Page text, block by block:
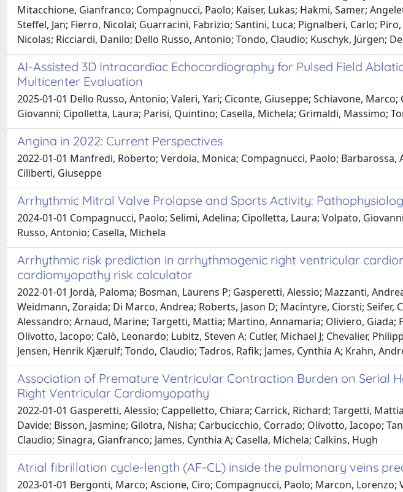
Mitacchione, Gianfranco; Compagnucci, Paolo; Kaiser, Lukas; Hakmi, Samer;
Steffel, Jan; Fierro, Nicolai; Guarracini, Fabrizio; Santini, Luca; Pignalberi, Carlo;
Nicolas; Ricciardi, Danilo; Dello Russo, Antonio; Tondo, Claudio; Kuschyk, Jürgen;
AI-Assisted 3D Intracardiac Echocardiography for Pulsed Field
Multicenter Evaluation
2025-01-01 Dello Russo, Antonio; Valeri, Yari; Ciconte, Giuseppe; Schiavone,
Giovanni; Cipolletta, Laura; Parisi, Quintino; Casella, Michela; Grimaldi, Massimo;
Angina in 2022: Current Perspectives
2022-01-01 Manfredi, Roberto; Verdoia, Monica; Compagnucci, Paolo;
Ciliberti, Giuseppe
Arrhythmic Mitral Valve Prolapse and Sports Activity:
2024-01-01 Compagnucci, Paolo; Selimi, Adelina; Cipolletta, Laura; Volpato,
Russo, Antonio; Casella, Michela
Arrhythmic risk prediction in arrhythmogenic right ventricular
cardiomyopathy risk calculator
2022-01-01 Jordà, Paloma; Bosman, Laurens P; Gasperetti, Alessio; Mazzanti,
Weidmann, Zoraida; Di Marco, Andrea; Roberts, Jason D; Macintyre, Ciorsti;
Alessandro; Arnaud, Marine; Targetti, Mattia; Martino, Annamaria; Oliviero, Giada;
Olivotto, Iacopo; Calò, Leonardo; Lubitz, Steven A; Cutler, Michael J; Chevalier,
Jensen, Henrik Kjærulf; Tondo, Claudio; Tadros, Rafik; James, Cynthia A; Krahn,
Association of Premature Ventricular Contraction Burden on Serial
Right Ventricular Cardiomyopathy
2022-01-01 Gasperetti, Alessio; Cappelletto, Chiara; Carrick, Richard; Targetti,
Davide; Bisson, Jasmine; Gilotra, Nisha; Carbucicchio, Corrado; Olivotto, Iacopo;
Claudio; Sinagra, Gianfranco; James, Cynthia A; Casella, Michela; Calkins, Hugh
Atrial fibrillation cycle-length (AF-CL) inside the pulmonary veins
2023-01-01 Bergonti, Marco; Ascione, Ciro; Compagnucci, Paolo; Marcon,